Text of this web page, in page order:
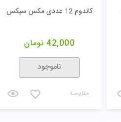
کاندوم 12 عددی مکس سیکس
42,000 تومان
ناموجود
مقایسـه